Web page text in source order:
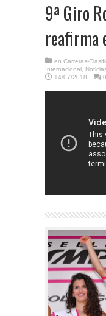
9ª Giro
reafirma
en Carreras-
Internacional
14/07/2018
0